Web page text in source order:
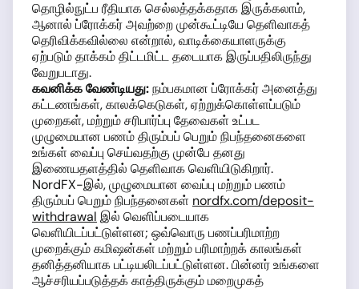
தொழில்நுட்ப ரீதியாக செல்லத்தக்கதாக இருக்கலாம்,
ஆனால் ப்ரோக்கர் அவற்றை முன்கூட்டியே தெளிவாகத்
தெரிவிக்கவில்லை என்றால், வாடிக்கையாளருக்கு
ஏற்படும் தாக்கம் திட்டமிட்ட தடையாக இருப்பதிலிருந்து
வேறுபடாது.
கவனிக்க வேண்டியது:நம்பகமான ப்ரோக்கர் அனைத்து
கட்டணங்கள், காலக்கெடுகள், ஏற்றுக்கொள்ளப்படும்
முறைகள், மற்றும் சரிபார்ப்பு தேவைகள் உட்பட
முழுமையான பணம் திரும்பப் பெறும் நிபந்தனைகளை
உங்கள் வைப்பு செய்வதற்கு முன்பே தனது
இணையதளத்தில் தெளிவாக வெளியிடுகிறார்.
NordFX-இல், முழுமையான வைப்பு மற்றும் பணம்
திரும்பப் பெறும் நிபந்தனைகள் nordfx.com/deposit-
withdrawal இல் வெளிப்படையாக
வெளியிடப்பட்டுள்ளன; ஒவ்வொரு பணப்பரிமாற்ற
முறைக்கும் கமிஷன்கள் மற்றும் பரிமாற்றக் காலங்கள்
தனித்தனியாக பட்டியலிடப்பட்டுள்ளன. பின்னர் உங்களை
ஆச்சரியப்படுத்தக் காத்திருக்கும் மறைமுகத்